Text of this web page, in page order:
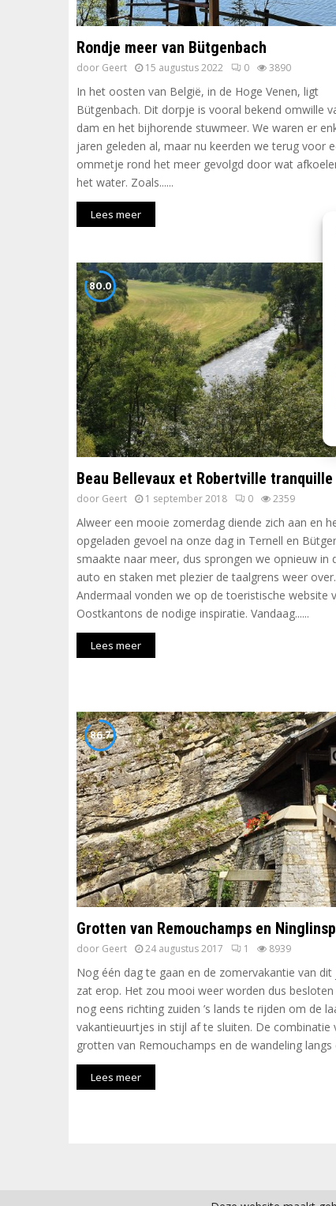
Rondje meer van Bütgenbach
door Geert 15 augustus 2022 0 3890
In het oosten van België, in de Hoge Venen, ligt
Bütgenbach. Dit dorpje is vooral bekend omwille
dam en het bijhorende stuwmeer. We waren er
jaren geleden al, maar nu keerden we terug voor
ommetje rond het meer gevolgd door wat
het water. Zoals......
Lees meer
80.0
Beau Bellevaux et Robertville tranquille
door Geert 1 september 2018 0 2359
Alweer een mooie zomerdag diende zich aan en
opgeladen gevoel na onze dag in Ternell en
smaakte naar meer, dus sprongen we opnieuw in
auto en staken met plezier de taalgrens weer over.
Andermaal vonden we op de toeristische website
Oostkantons de nodige inspiratie. Vandaag......
Lees meer
86.7
Grotten van Remouchamps en
door Geert 24 augustus 2017 1 8939
Nog één dag te gaan en de zomervakantie van dit
zat erop. Het zou mooi weer worden dus besloten
nog eens richting zuiden ’s lands te rijden om de
vakantieuurtjes in stijl af te sluiten. De combinatie
grotten van Remouchamps en de wandeling langs
Lees meer